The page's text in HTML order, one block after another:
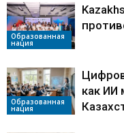
Образованная
нация
Образованная
нация
как ИИ